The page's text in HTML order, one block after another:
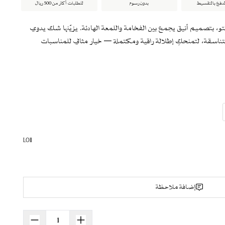
بالتقسيط بدون رسوم للطلبات أكثر من 500 ريال
بتصميم أنيق يجمع بين الفخامة واللمعة الهادئة. يزيّنها شك يدوي
لتمنحكِ إطلالة راقية ومكتملة — خيار مثالي للمناسبات
ومكتملة.
التطريز
L011
إضافة ملاحظة